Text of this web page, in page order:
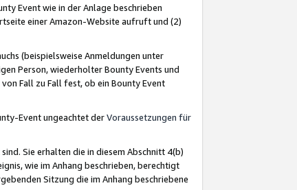
Event wie in der Anlage beschrieben
einer Amazon-Website aufruft und (2)
(beispielsweise Anmeldungen unter
Person, wiederholter Bounty Events und
Fall zu Fall fest, ob ein Bounty Event
Event ungeachtet derVoraussetzungen für
Sie erhalten die in diesem Abschnitt 4(b)
wie im Anhang beschrieben, berechtigt
Sitzung die im Anhang beschriebene